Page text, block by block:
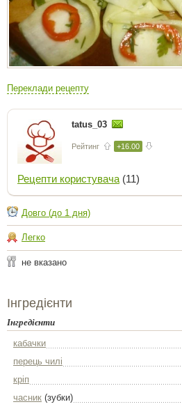
Переклади рецепту
tatus_03
Рейтинг +16.00
Рецепти користувача (11)
Довго (до 1 дня)
Легко
не вказано
Інгредієнти
Інгредієнти
кабачки
перець чилі
кріп
часник (зубки)